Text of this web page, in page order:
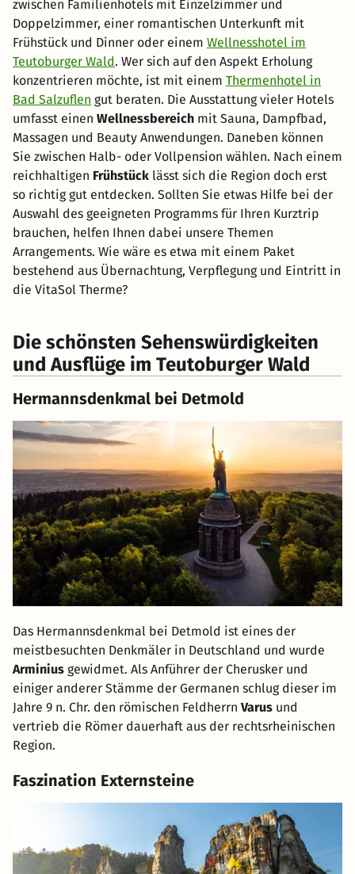
zwischen Familienhotels mit Einzelzimmer und
Doppelzimmer, einer romantischen Unterkunft mit
Frühstück und Dinner oder einem Wellnesshotel im
Teutoburger Wald. Wer sich auf den Aspekt Erholung
konzentrieren möchte, ist mit einem Thermenhotel in
Bad Salzuflen gut beraten. Die Ausstattung vieler Hotels
umfasst einen Wellnessbereich mit Sauna, Dampfbad,
Massagen und Beauty Anwendungen. Daneben können
Sie zwischen Halb- oder Vollpension wählen. Nach einem
reichhaltigen Frühstück lässt sich die Region doch erst
so richtig gut entdecken. Sollten Sie etwas Hilfe bei der
Auswahl des geeigneten Programms für Ihren Kurztrip
brauchen, helfen Ihnen dabei unsere Themen
Arrangements. Wie wäre es etwa mit einem Paket
bestehend aus Übernachtung, Verpflegung und Eintritt in
die VitaSol Therme?
Die schönsten Sehenswürdigkeiten
und Ausflüge im Teutoburger Wald
Hermannsdenkmal bei Detmold
Das Hermannsdenkmal bei Detmold ist eines der
meistbesuchten Denkmäler in Deutschland und wurde
Arminius gewidmet. Als Anführer der Cherusker und
einiger anderer Stämme der Germanen schlug dieser im
Jahre 9 n. Chr. den römischen Feldherrn Varus und
vertrieb die Römer dauerhaft aus der rechtsrheinischen
Region.
Faszination Externsteine